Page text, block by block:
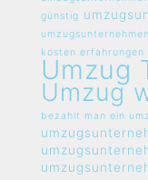
günstig
kosten erfahrungen
Umzug
Umzug
bezahlt man ein